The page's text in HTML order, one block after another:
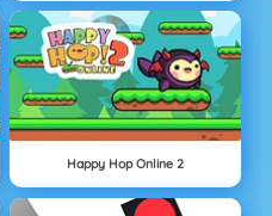
Happy Hop Online 2